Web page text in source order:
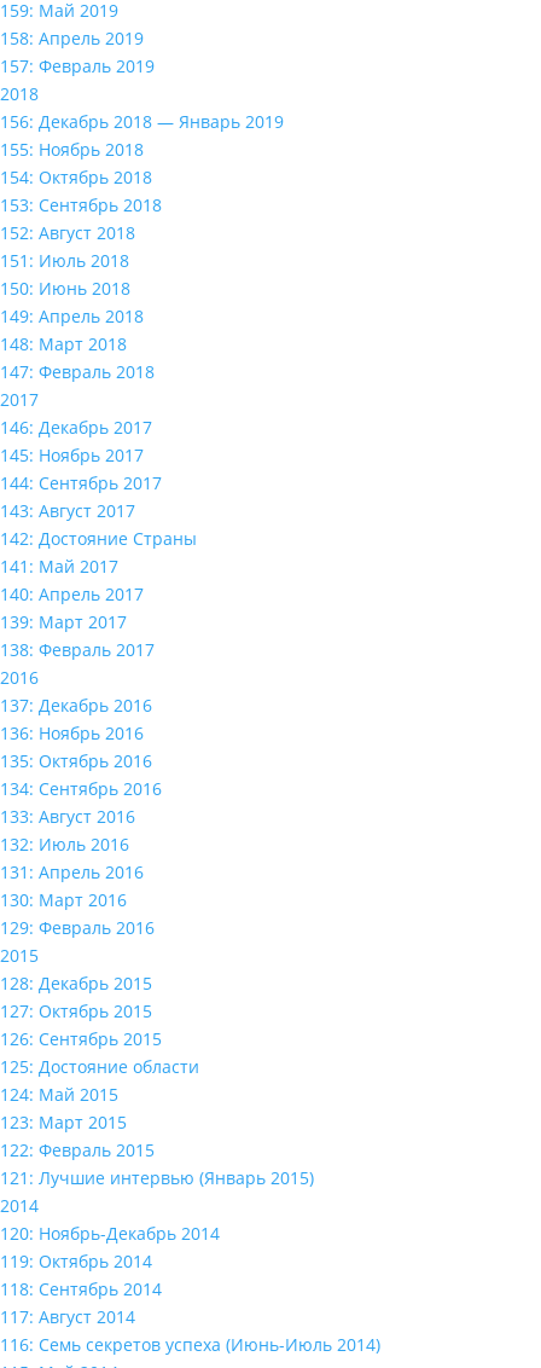
159: Май 2019
158: Апрель 2019
157: Февраль 2019
2018
156: Декабрь 2018 — Январь 2019
155: Ноябрь 2018
154: Октябрь 2018
153: Сентябрь 2018
152: Август 2018
151: Июль 2018
150: Июнь 2018
149: Апрель 2018
148: Март 2018
147: Февраль 2018
2017
146: Декабрь 2017
145: Ноябрь 2017
144: Сентябрь 2017
143: Август 2017
142: Достояние Страны
141: Май 2017
140: Апрель 2017
139: Март 2017
138: Февраль 2017
2016
137: Декабрь 2016
136: Ноябрь 2016
135: Октябрь 2016
134: Сентябрь 2016
133: Август 2016
132: Июль 2016
131: Апрель 2016
130: Март 2016
129: Февраль 2016
2015
128: Декабрь 2015
127: Октябрь 2015
126: Сентябрь 2015
125: Достояние области
124: Май 2015
123: Март 2015
122: Февраль 2015
121: Лучшие интервью (Январь 2015)
2014
120: Ноябрь-Декабрь 2014
119: Октябрь 2014
118: Сентябрь 2014
117: Август 2014
116: Семь секретов успеха (Июнь-Июль 2014)